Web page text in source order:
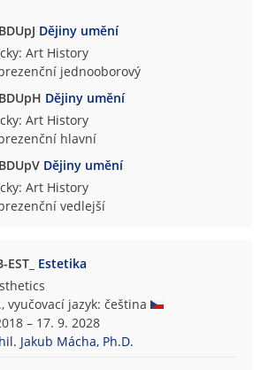
Dějiny umění
Art History
jednooborový
Dějiny umění
Art History
hlavní
Dějiny umění
Art History
vedlejší
Estetika
vyučovací jazyk: čeština
– 17. 9. 2028
Jakub Mácha, Ph.D.